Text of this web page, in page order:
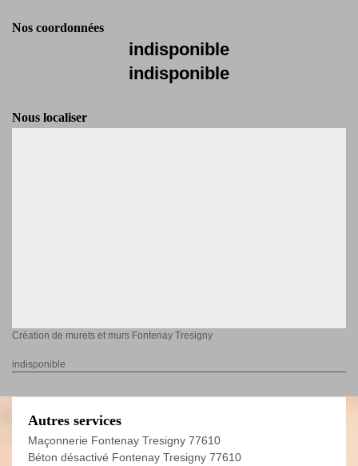
Nos coordonnées
indisponible
indisponible
Nous localiser
Création de murets et murs Fontenay Tresigny
indisponible
Autres services
Maçonnerie Fontenay Tresigny 77610
Béton désactivé Fontenay Tresigny 77610